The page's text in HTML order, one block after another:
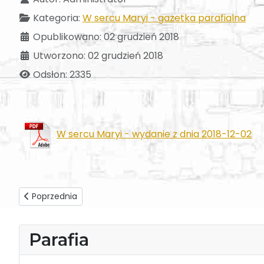
Parafia
Kategoria: W sercu Maryi - gazetka parafialna
Opublikowano: 02 grudzień 2018
Utworzono: 02 grudzień 2018
Odsłon: 2335
W sercu Maryi - wydanie z dnia 2018-12-02
Poprzednia strona: W sercu Maryi - wydanie z dnia 2018-
Poprzednia